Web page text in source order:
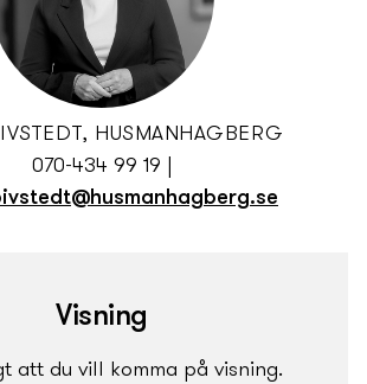
HUSMANHAGBERG
070-434 99 19
Visning
att du vill komma på visning.